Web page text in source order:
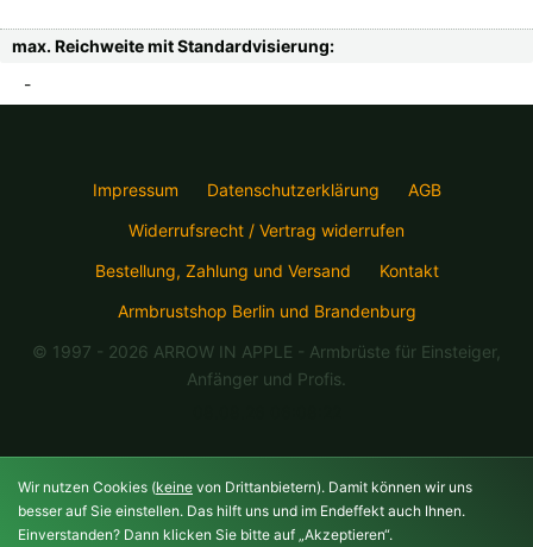
max. Reichweite mit Standardvisierung:
-
Impressum Datenschutzerklärung
AGB
Widerrufsrecht / Vertrag widerrufen
Bestellung, Zahlung und Versand
Kontakt
Armbrustshop Berlin und Brandenburg
© 1997 - 2026 ARROW IN APPLE - Armbrüste für Einsteiger,
Anfänger und Profis.
Wir nutzen Cookies (keine von Drittanbietern). Damit können wir uns
besser auf Sie einstellen. Das hilft uns und im Endeffekt auch Ihnen.
Einverstanden? Dann klicken Sie bitte auf „Akzeptieren“.